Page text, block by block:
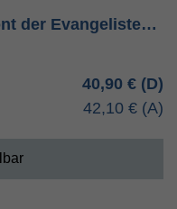
der Evangeliste…
40,90 €
42,10 €